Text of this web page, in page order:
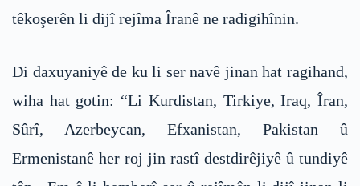
têkoşerên li dijî rejîma Îranê ne radigihînin.
Di daxuyaniyê de ku li ser navê jinan hat ragihand,
wiha hat gotin: “Li Kurdistan, Tirkiye, Iraq, Îran,
Sûrî, Azerbeycan, Efxanistan, Pakistan û
Ermenistanê her roj jin rastî destdirêjiyê û tundiyê